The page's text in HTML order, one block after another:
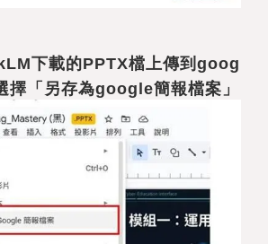
下載的PPTX檔上傳到goog
擇「另存為google簡報檔案」